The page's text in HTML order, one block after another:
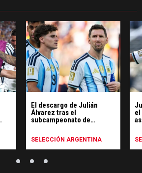
El descargo de Julián
Álvarez tras el
subcampeonato de
SELECCIÓN ARGENTINA
el